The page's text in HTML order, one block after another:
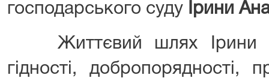
господарського суду
Ірини
Життєвий шлях Ірини
гідності, добропорядності,